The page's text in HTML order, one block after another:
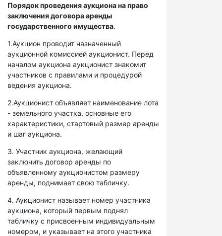
Порядок проведения аукциона на право
заключения договора аренды
государственного имущества.
1.Аукцион проводит назначенный
аукционной комиссией аукционист. Перед
началом аукциона аукционист знакомит
участников с правилами и процедурой
ведения аукциона.
2.Аукционист объявляет наименование лота
- земельного участка, основные его
характеристики, стартовый размер аренды
и шаг аукциона.
3. Участник аукциона, желающий
заключить договор аренды по
объявленному аукционистом размеру
аренды, поднимает свою табличку.
4. Аукционист называет номер участника
аукциона, который первым поднял
табличку с присвоенным индивидуальным
номером, и указывает на этого участника